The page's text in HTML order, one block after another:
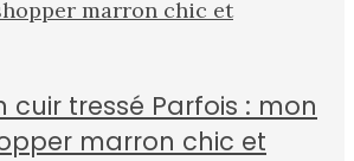
cuir tressé Parfois : mon
marron chic et